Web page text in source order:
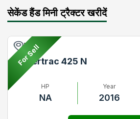
सेकेंड हैंड मिनी ट्रैक्टर खरीदें
For Sell
Pune
Powertrac 425 N
HP
NA
Year
2016